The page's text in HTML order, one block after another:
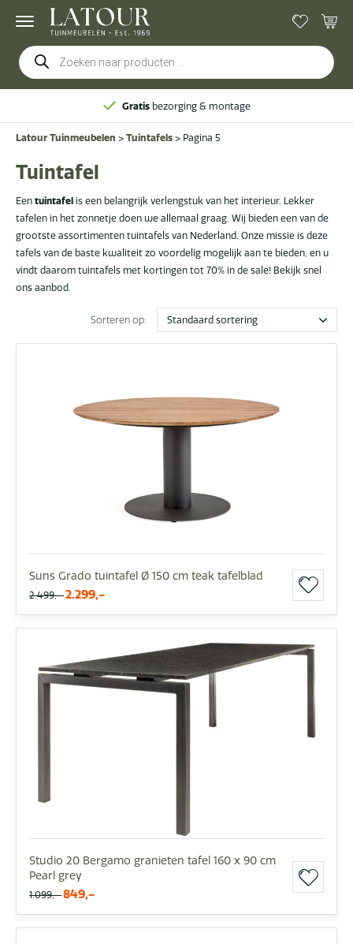
Producten
zoeken
Gratisbezorging & montage
Latour Tuinmeubelen > Tuintafels > Pagina 5
Tuintafel
Een tuintafel is een belangrijk verlengstuk van het interieur. Lekker
tafelen in het zonnetje doen we allemaal graag. Wij bieden een van de
grootste assortimenten tuintafels van Nederland. Onze missie is deze
tafels van de baste kwaliteit zo voordelig mogelijk aan te bieden, en u
vindt daarom tuintafels met kortingen tot 70% in de sale! Bekijk snel
ons aanbod.
Sorteren op:
Suns Grado tuintafel Ø 150 cm teak tafelblad
2.499,- 2.299,-
Studio 20 Bergamo granieten tafel 160 x 90 cm
Pearl grey
1.099,- 849,-